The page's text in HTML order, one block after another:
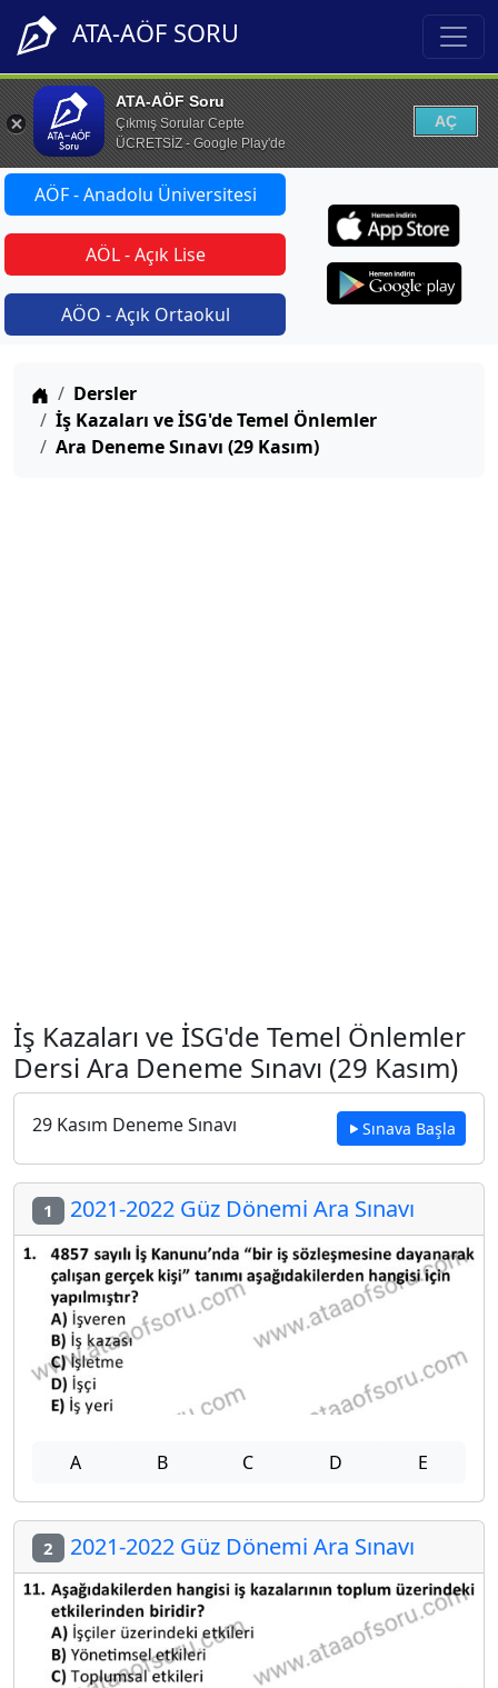
ATA-AÖF SORU
ATA-AÖF Soru
Çıkmış Sorular Cepte
ÜCRETSİZ - Google Play'de
AÇ
AÖF - Anadolu Üniversitesi
AÖL - Açık Lise
AÖO - Açık Ortaokul
Anasayfa
Dersler
İş Kazaları ve İSG'de Temel Önlemler
Ara Deneme Sınavı (29 Kasım)
İş Kazaları ve İSG'de Temel Önlemler
Dersi Ara Deneme Sınavı (29 Kasım)
29 Kasım Deneme Sınavı Sınava Başla
1 2021-2022 Güz Dönemi Ara Sınavı
A B C D E
2 2021-2022 Güz Dönemi Ara Sınavı